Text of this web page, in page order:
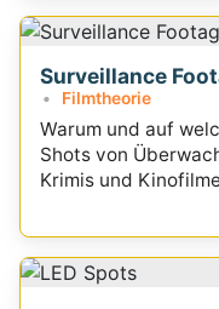
Surveillance
Filmtheorie
Warum und auf
Shots von
Krimis und